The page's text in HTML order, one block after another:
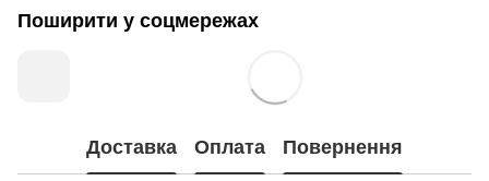
Поширити у соцмережах
Доставка Оплата Повернення